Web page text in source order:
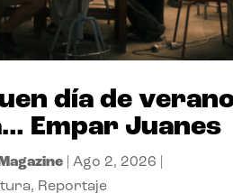
día de
Empar Juanes
| Ago 2, 2026
, Reportaje